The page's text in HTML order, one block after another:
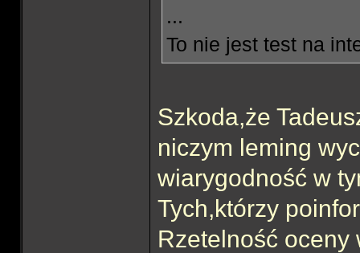
...
To nie jest test na
Szkoda,że
niczym leming
wiarygodność w
Tych,którzy
Rzetelność oceny